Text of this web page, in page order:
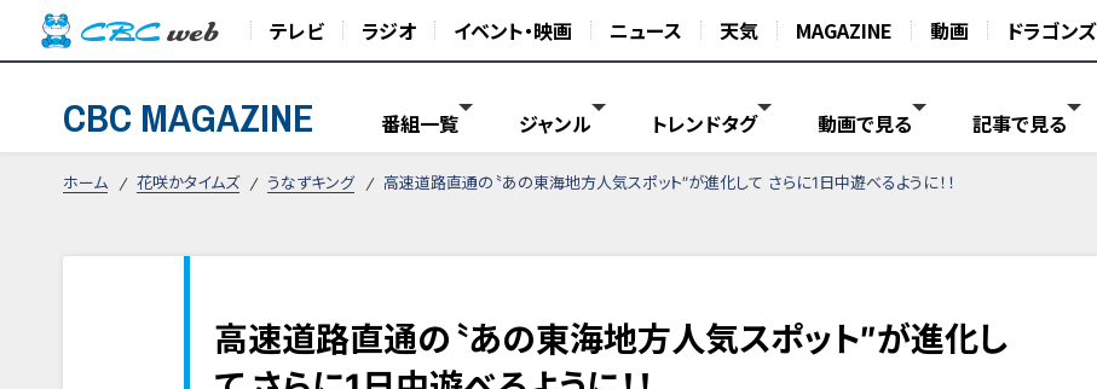
テレビ ラジオ イベント・映画 ニュース 天気 MAGAZINE 動画 ドラゴンズ
CBC MAGAZINE 番組一覧 ジャンル トレンドタグ 動画で見る 記事で見る
ホーム 花咲かタイムズ うなずキング 高速道路直通の〝あの東海地方人気スポット″が進化して さらに1日中遊べるように！！
高速道路直通の〝あの東海地方人気スポット″が進化し